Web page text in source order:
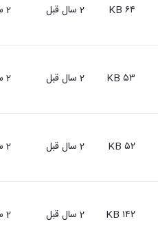
۶۴ KB 2 سال قبل 2 سال قبل
۵۳ KB 2 سال قبل 2 سال قبل
۵۲ KB 2 سال قبل 2 سال قبل
۱۴۲ KB 2 سال قبل 2 سال قبل